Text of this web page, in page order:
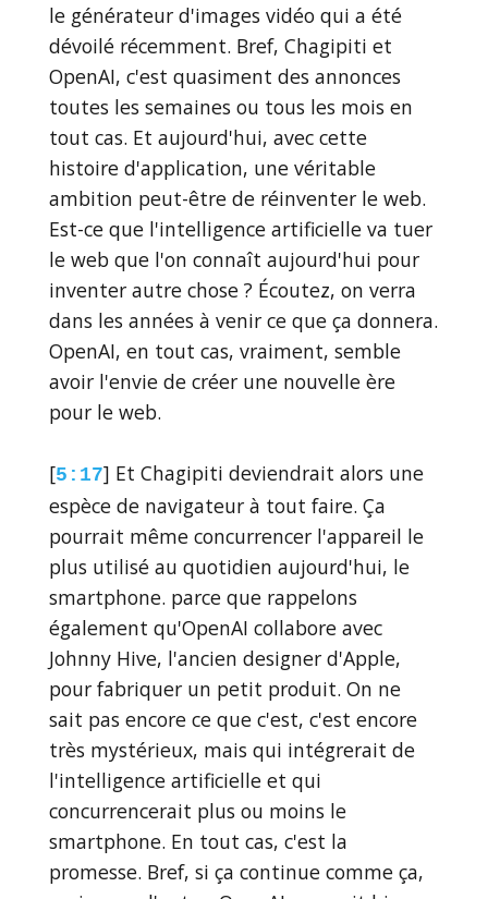
le générateur d'images vidéo qui a été
dévoilé récemment. Bref, Chagipiti et
OpenAI, c'est quasiment des annonces
toutes les semaines ou tous les mois en
tout cas. Et aujourd'hui, avec cette
histoire d'application, une véritable
ambition peut-être de réinventer le web.
Est-ce que l'intelligence artificielle va tuer
le web que l'on connaît aujourd'hui pour
inventer autre chose ? Écoutez, on verra
dans les années à venir ce que ça donnera.
OpenAI, en tout cas, vraiment, semble
avoir l'envie de créer une nouvelle ère
pour le web.
[5:17] Et Chagipiti deviendrait alors une
espèce de navigateur à tout faire. Ça
pourrait même concurrencer l'appareil le
plus utilisé au quotidien aujourd'hui, le
smartphone. parce que rappelons
également qu'OpenAI collabore avec
Johnny Hive, l'ancien designer d'Apple,
pour fabriquer un petit produit. On ne
sait pas encore ce que c'est, c'est encore
très mystérieux, mais qui intégrerait de
l'intelligence artificielle et qui
concurrencerait plus ou moins le
smartphone. En tout cas, c'est la
promesse. Bref, si ça continue comme ça,